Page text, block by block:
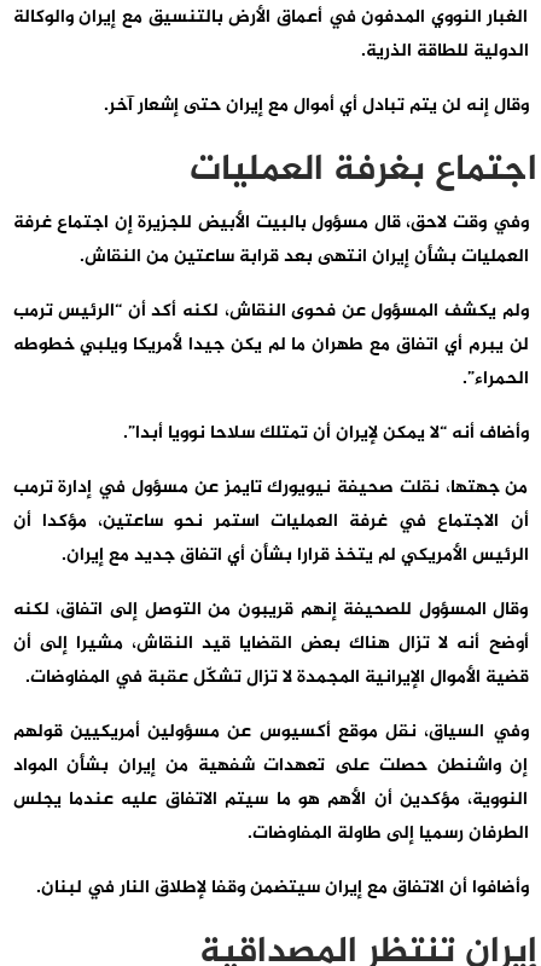
الغبار النووي المدفون في أعماق الأرض بالتنسيق مع إيران والوكالة
الدولية للطاقة الذرية.
وقال إنه لن يتم تبادل أي أموال مع إيران حتى إشعار آخر.
اجتماع بغرفة العمليات
وفي وقت لاحق، قال مسؤول بالبيت الأبيض للجزيرة إن اجتماع غرفة
العمليات بشأن إيران انتهى بعد قرابة ساعتين من النقاش.
ولم يكشف المسؤول عن فحوى النقاش، لكنه أكد أن “الرئيس ترمب
لن يبرم أي اتفاق مع طهران ما لم يكن جيدا لأمريكا ويلبي خطوطه
الحمراء”.
وأضاف أنه “لا يمكن لإيران أن تمتلك سلاحا نوويا أبدا”.
من جهتها، نقلت صحيفة نيويورك تايمز عن مسؤول في إدارة ترمب
أن الاجتماع في غرفة العمليات استمر نحو ساعتين، مؤكدا أن
الرئيس الأمريكي لم يتخذ قرارا بشأن أي اتفاق جديد مع إيران.
وقال المسؤول للصحيفة إنهم قريبون من التوصل إلى اتفاق، لكنه
أوضح أنه لا تزال هناك بعض القضايا قيد النقاش، مشيرا إلى أن
قضية الأموال الإيرانية المجمدة لا تزال تشكّل عقبة في المفاوضات.
وفي السياق، نقل موقع أكسيوس عن مسؤولين أمريكيين قولهم
إن واشنطن حصلت على تعهدات شفهية من إيران بشأن المواد
النووية، مؤكدين أن الأهم هو ما سيتم الاتفاق عليه عندما يجلس
الطرفان رسميا إلى طاولة المفاوضات.
وأضافوا أن الاتفاق مع إيران سيتضمن وقفا لإطلاق النار في لبنان.
إيران تنتظر المصداقية